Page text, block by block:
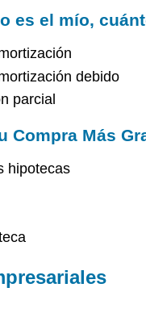
es el mío,
debido
parcial
Compra Más
hipotecas